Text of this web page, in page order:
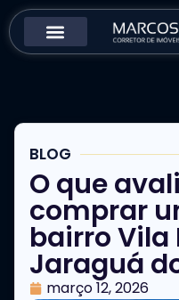
BLOG
O que
comprar
bairro Vila
Jaraguá
março 12, 2026